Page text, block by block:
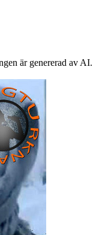
är genererad av AI.